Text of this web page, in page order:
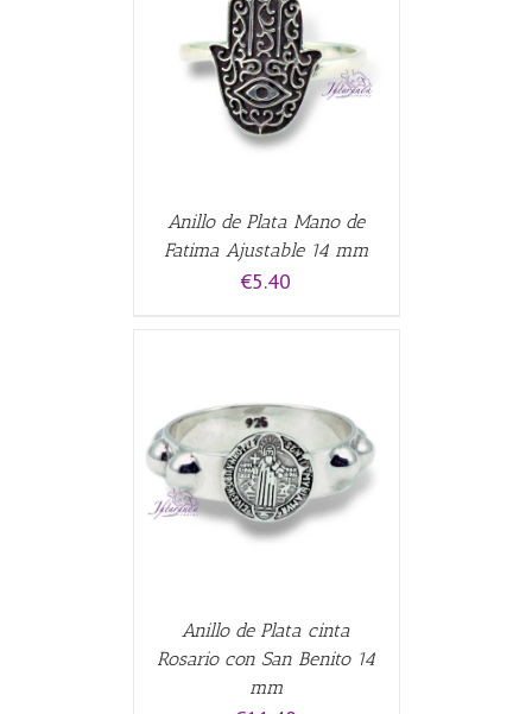
Anillo de Plata Mano de
Fatima Ajustable 14 mm
€5.40
Anillo de Plata cinta
Rosario con San Benito 14
mm